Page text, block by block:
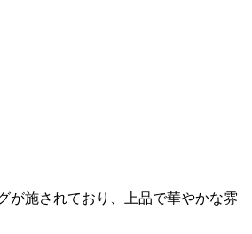
が施されており、上品で華やかな雰